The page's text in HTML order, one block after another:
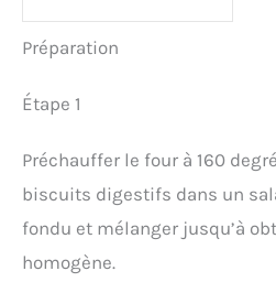
Préparation
Étape 1
Préchauffer le four à 160
biscuits digestifs dans un
fondu et mélanger jusqu’à
homogène.